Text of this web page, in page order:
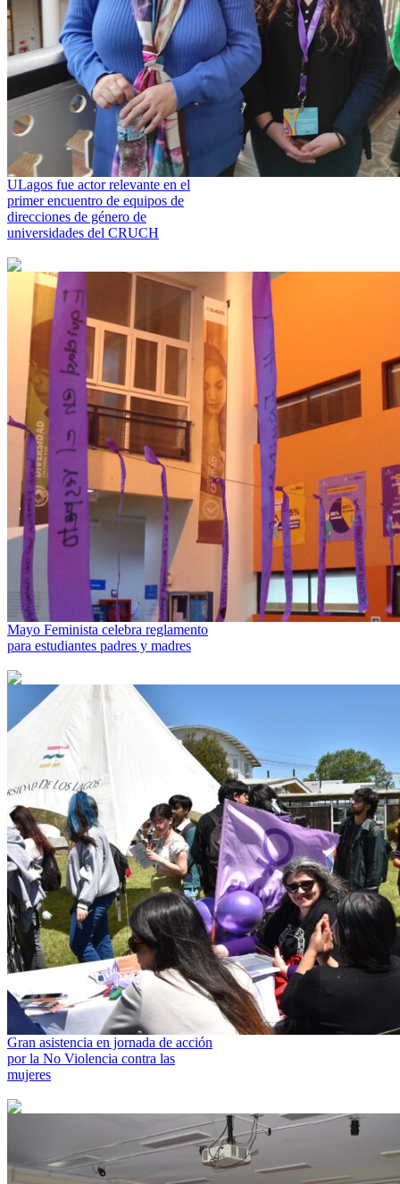
ULagos fue actor relevante en el
primer encuentro de equipos de
direcciones de género de
universidades del CRUCH
Mayo Feminista celebra reglamento
para estudiantes padres y madres
Gran asistencia en jornada de acción
por la No Violencia contra las
mujeres